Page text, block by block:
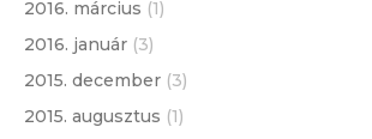
2016. március (1)
2016. január (3)
2015. december (3)
2015. augusztus (1)